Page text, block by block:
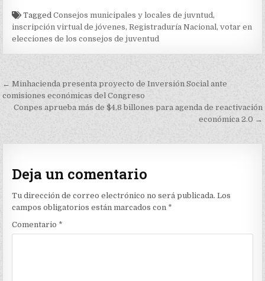
TaggedConsejos municipales y locales de juvntud,
inscripción virtual de jóvenes,Registraduría Nacional,votar en
elecciones de los consejos de juventud
Navegación
de
entradas
← Minhacienda presenta proyecto de Inversión Social ante
comisiones económicas del Congreso
Conpes aprueba más de $4,8 billones para agenda de reactivación
económica 2.0 →
Deja un comentario
Tu dirección de correo electrónico no será publicada. Los
campos obligatorios están marcados con *
Comentario *